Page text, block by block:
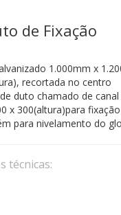
de Fixação
1.000mm x
recortada no centro
duto chamado de
x 300(altura)para
para nivelamento do
técnicas: